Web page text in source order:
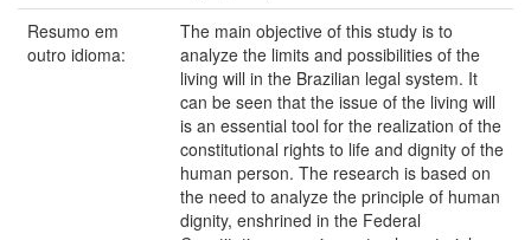
Resumo em
outro idioma:
The main objective of this study is to
analyze the limits and possibilities of the
living will in the Brazilian legal system. It
can be seen that the issue of the living will
is an essential tool for the realization of the
constitutional rights to life and dignity of the
human person. The research is based on
the need to analyze the principle of human
dignity, enshrined in the Federal